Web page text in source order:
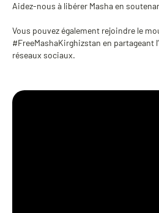
Aidez-nous à libérer Masha en
Vous pouvez également rejoindre le
#FreeMashaKirghizstan en partageant
réseaux sociaux.